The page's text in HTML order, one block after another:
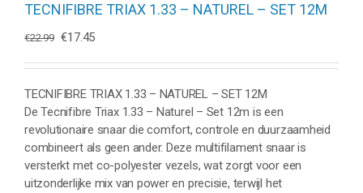
TECNIFIBRE TRIAX 1.33 – NATUREL – SET 12M
€22.99 Oorspronkelijke
was:
€22.99.
€17.45Huidige
is:
€17.45.
TECNIFIBRE TRIAX 1.33 – NATUREL – SET 12M
De Tecnifibre Triax 1.33 – Naturel – Set 12m is een
revolutionaire snaar die comfort, controle en duurzaamheid
combineert als geen ander. Deze multifilament snaar is
versterkt met co-polyester vezels, wat zorgt voor een
uitzonderlijke mix van power en precisie, terwijl het